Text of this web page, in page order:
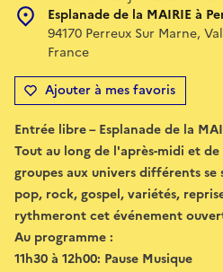
Esplanade de la MAIRIE à
94170 Perreux Sur Marne,
France
Ajouter à mes favoris
Entrée libre – Esplanade de la
Tout au long de l'après-midi et
groupes aux univers différents se
pop, rock, gospel, variétés,
rythmeront cet événement
Au programme :
11h30 à 12h00: Pause Musique